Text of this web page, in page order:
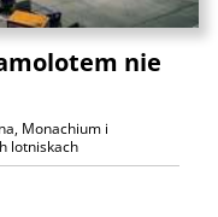
nie
Monachium i
lotniskach